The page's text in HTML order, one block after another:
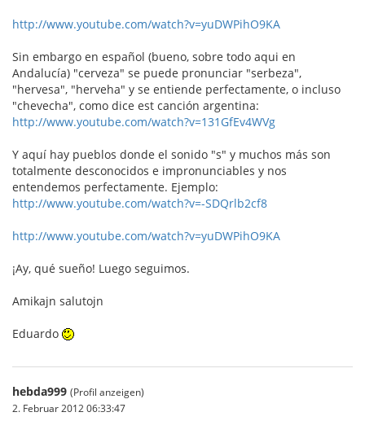
http://www.youtube.com/watch?v=yuDWPihO9KA
Sin embargo en español (bueno, sobre todo aqui en
Andalucía) "cerveza" se puede pronunciar "serbeza",
"hervesa", "herveha" y se entiende perfectamente, o incluso
"chevecha", como dice est canción argentina:
http://www.youtube.com/watch?v=131GfEv4WVg
Y aquí hay pueblos donde el sonido "s" y muchos más son
totalmente desconocidos e impronunciables y nos
entendemos perfectamente. Ejemplo:
http://www.youtube.com/watch?v=-SDQrlb2cf8
http://www.youtube.com/watch?v=yuDWPihO9KA
¡Ay, qué sueño! Luego seguimos.
Amikajn salutojn
Eduardo
hebda999 (Profil anzeigen)
2. Februar 2012 06:33:47